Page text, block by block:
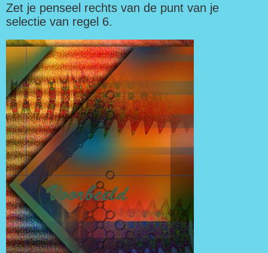
Zet je penseel rechts van de punt van je
selectie van regel 6.